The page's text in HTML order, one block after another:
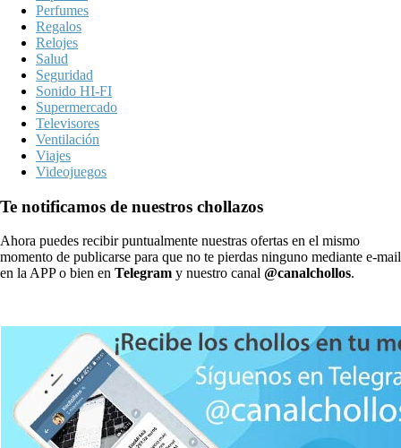
Perfumes
Regalos
Relojes
Salud
Seguridad
Sonido HI-FI
Supermercado
Televisores
Ventilación
Viajes
Videojuegos
Te notificamos de nuestros chollazos
Ahora puedes recibir puntualmente nuestras ofertas en el mismo
momento de publicarse para que no te pierdas ninguno mediante e-mail
en la APP o bien en Telegram y nuestro canal @canalchollos.